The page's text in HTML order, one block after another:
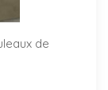
de